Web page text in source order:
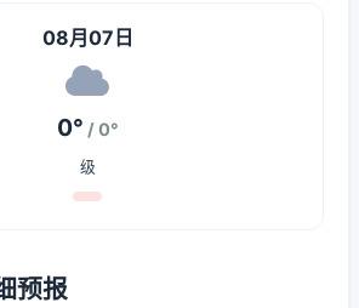
08月07日
0° / 0°
级
预报